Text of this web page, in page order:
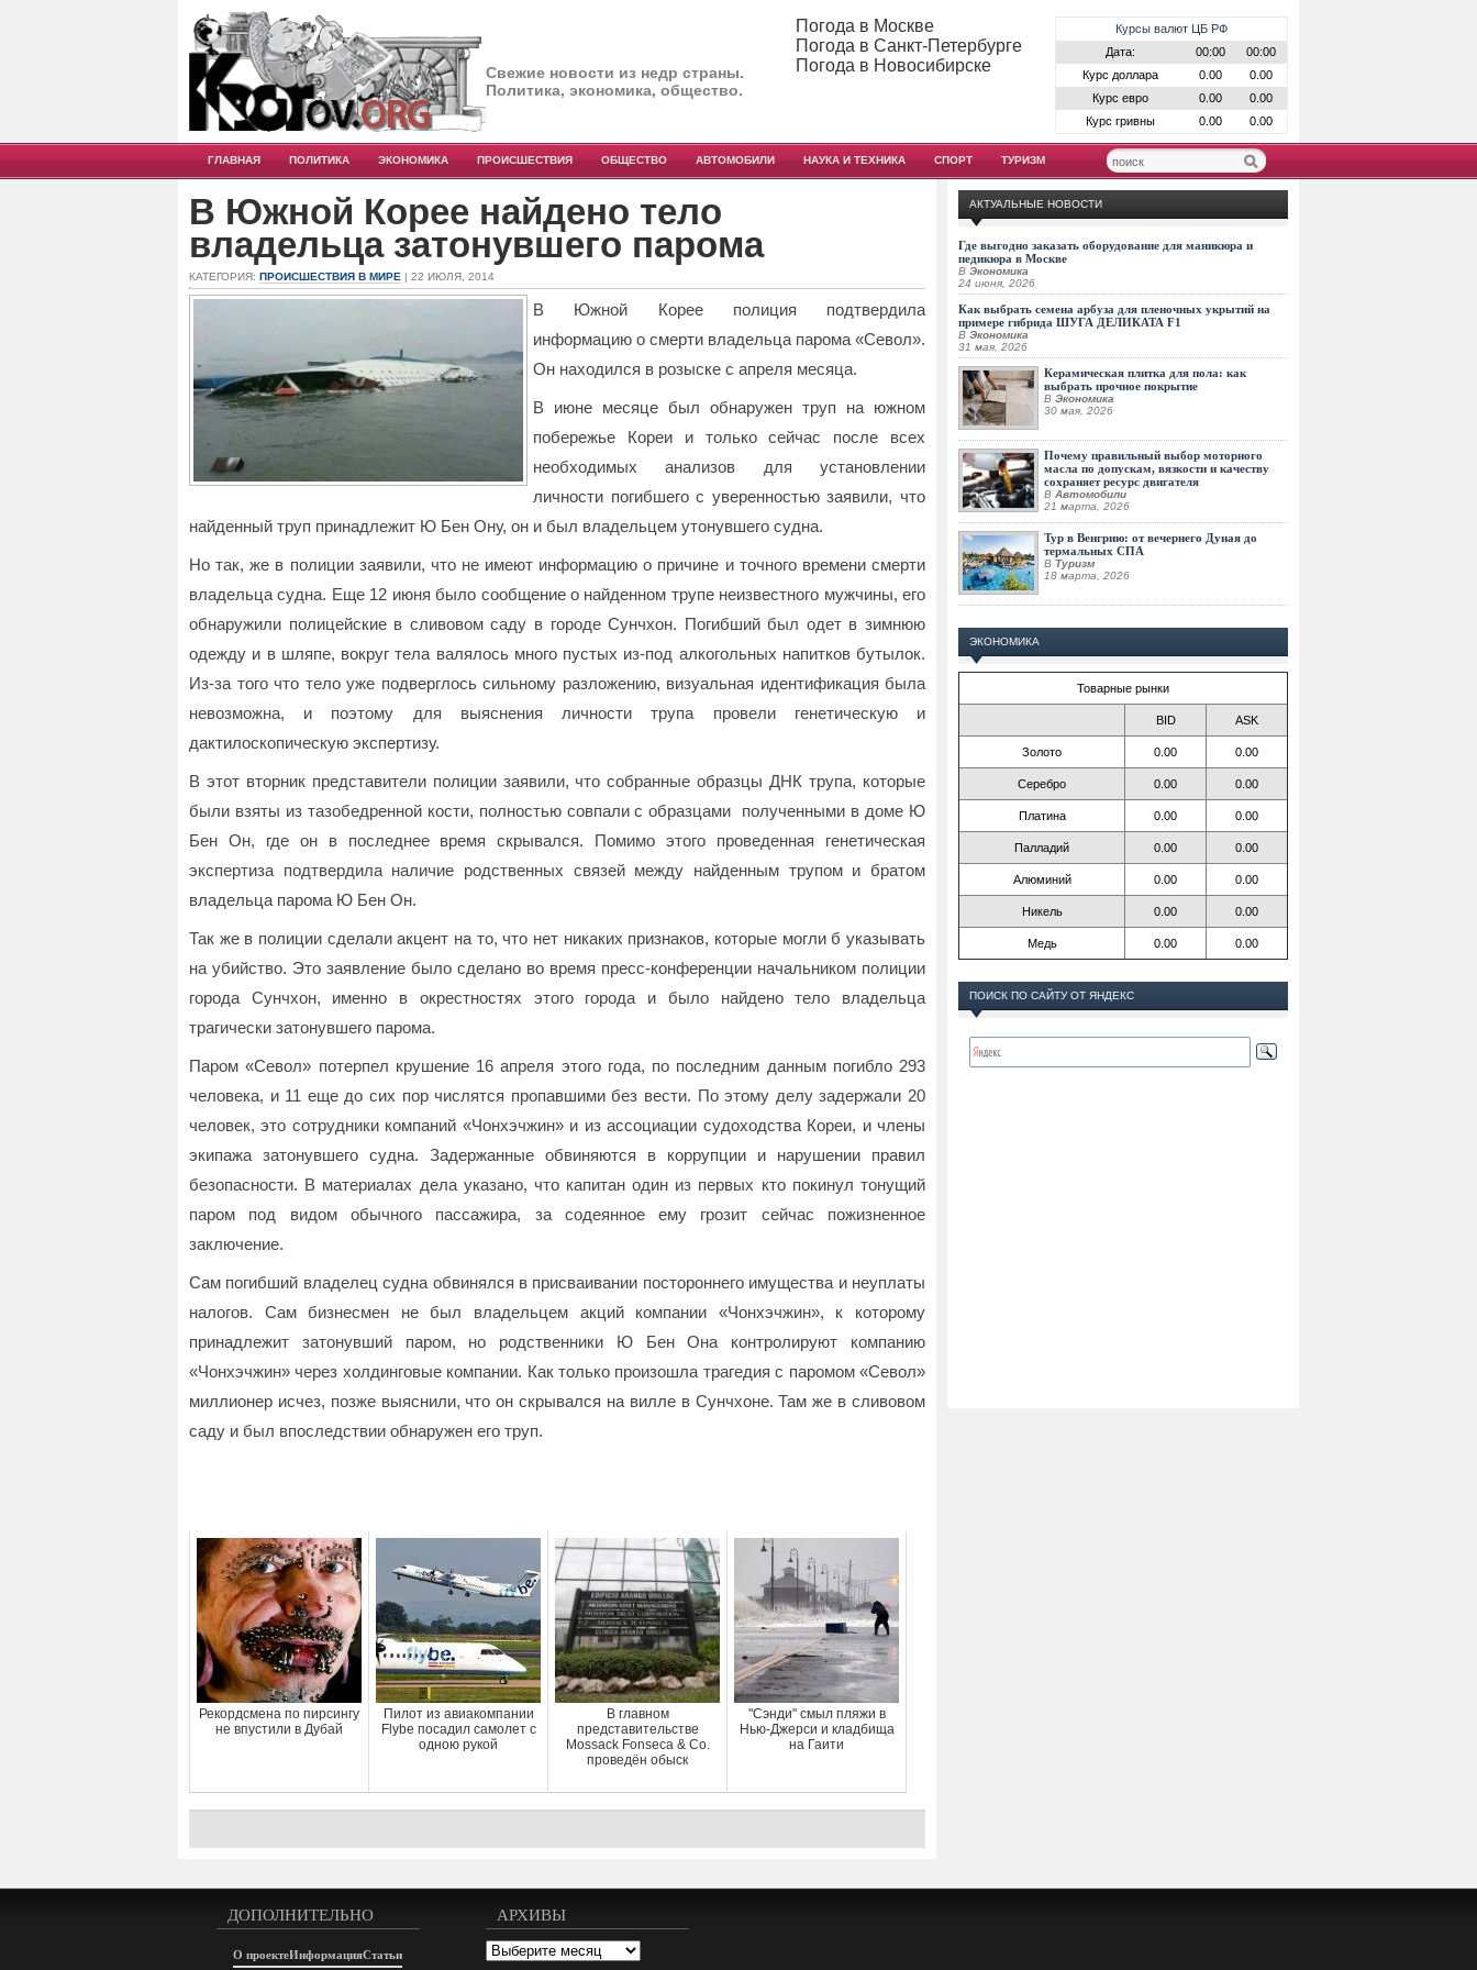
Свежие новости из недр страны.
Политика, экономика, общество.
Курсы валют ЦБ РФ
Дата:
00:00
00:00
Курс доллара
0.00
0.00
Курс евро
0.00
0.00
Курс гривны
0.00 0.00
Погода в Москве
Погода в Санкт-Петербурге
Погода в Новосибирске
ГЛАВНАЯ ПОЛИТИКА ЭКОНОМИКА ПРОИСШЕСТВИЯ ОБЩЕСТВО АВТОМОБИЛИ НАУКА И ТЕХНИКА СПОРТ ТУРИЗМ
В Южной Корее найдено тело
владельца затонувшего парома
КАТЕГОРИЯ: ПРОИСШЕСТВИЯ В МИРЕ | 22 ИЮЛЯ, 2014
В Южной Корее полиция подтвердила
информацию о смерти владельца парома «Севол».
Он находился в розыске с апреля месяца.
В июне месяце был обнаружен труп на южном
побережье Кореи и только сейчас после всех
необходимых анализов для установлении
личности погибшего с уверенностью заявили, что
найденный труп принадлежит Ю Бен Ону, он и был владельцем утонувшего судна.
Но так, же в полиции заявили, что не имеют информацию о причине и точного времени смерти
владельца судна. Еще 12 июня было сообщение о найденном трупе неизвестного мужчины, его
обнаружили полицейские в сливовом саду в городе Сунчхон. Погибший был одет в зимнюю
одежду и в шляпе, вокруг тела валялось много пустых из-под алкогольных напитков бутылок.
Из-за того что тело уже подверглось сильному разложению, визуальная идентификация была
невозможна, и поэтому для выяснения личности трупа провели генетическую и
дактилоскопическую экспертизу.
В этот вторник представители полиции заявили, что собранные образцы ДНК трупа, которые
были взяты из тазобедренной кости, полностью совпали с образцами полученными в доме Ю
Бен Он, где он в последнее время скрывался. Помимо этого проведенная генетическая
экспертиза подтвердила наличие родственных связей между найденным трупом и братом
владельца парома Ю Бен Он.
Так же в полиции сделали акцент на то, что нет никаких признаков, которые могли б указывать
на убийство. Это заявление было сделано во время пресс-конференции начальником полиции
города Сунчхон, именно в окрестностях этого города и было найдено тело владельца
трагически затонувшего парома.
Паром «Севол» потерпел крушение 16 апреля этого года, по последним данным погибло 293
человека, и 11 еще до сих пор числятся пропавшими без вести. По этому делу задержали 20
человек, это сотрудники компаний «Чонхэчжин» и из ассоциации судоходства Кореи, и члены
экипажа затонувшего судна. Задержанные обвиняются в коррупции и нарушении правил
безопасности. В материалах дела указано, что капитан один из первых кто покинул тонущий
паром под видом обычного пассажира, за содеянное ему грозит сейчас пожизненное
заключение.
Сам погибший владелец судна обвинялся в присваивании постороннего имущества и неуплаты
налогов. Сам бизнесмен не был владельцем акций компании «Чонхэчжин», к которому
принадлежит затонувший паром, но родственники Ю Бен Она контролируют компанию
«Чонхэчжин» через холдинговые компании. Как только произошла трагедия с паромом «Севол»
миллионер исчез, позже выяснили, что он скрывался на вилле в Сунчхоне. Там же в сливовом
саду и был впоследствии обнаружен его труп.
Рекордсмена по пирсингу
не впустили в Дубай
Пилот из авиакомпании
Flybe посадил самолет с
одною рукой
В главном
представительстве
Mossack Fonseca & Cо.
проведён обыск
"Сэнди" смыл пляжи в
Нью-Джерси и кладбища
на Гаити
АКТУАЛЬНЫЕ НОВОСТИ
Где выгодно заказать оборудование для маникюра и
педикюра в Москве
В Экономика
24 июня, 2026
Как выбрать семена арбуза для пленочных укрытий на
примере гибрида ШУГА ДЕЛИКАТА F1
В Экономика
31 мая, 2026
Керамическая плитка для пола: как
выбрать прочное покрытие
В Экономика
30 мая, 2026
Почему правильный выбор моторного
масла по допускам, вязкости и качеству
сохраняет ресурс двигателя
В Автомобили
21 марта, 2026
Тур в Венгрию: от вечернего Дуная до
термальных СПА
В Туризм
18 марта, 2026
ЭКОНОМИКА
Товарные рынки
BID ASK
Золото 0.00 0.00
Серебро 0.00 0.00
Платина 0.00 0.00
Палладий 0.00 0.00
Алюминий 0.00 0.00
Никель 0.00 0.00
Медь 0.00 0.00
ПОИСК ПО САЙТУ ОТ ЯНДЕКС
ДОПОЛНИТЕЛЬНО
О проектеИнформацияСтатьи
АРХИВЫ
Архивы